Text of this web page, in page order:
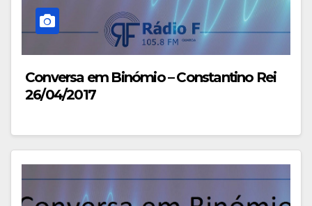
Conversa em Binómio – Constantino Rei
26/04/2017